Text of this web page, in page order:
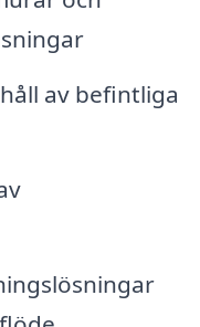
av befintliga